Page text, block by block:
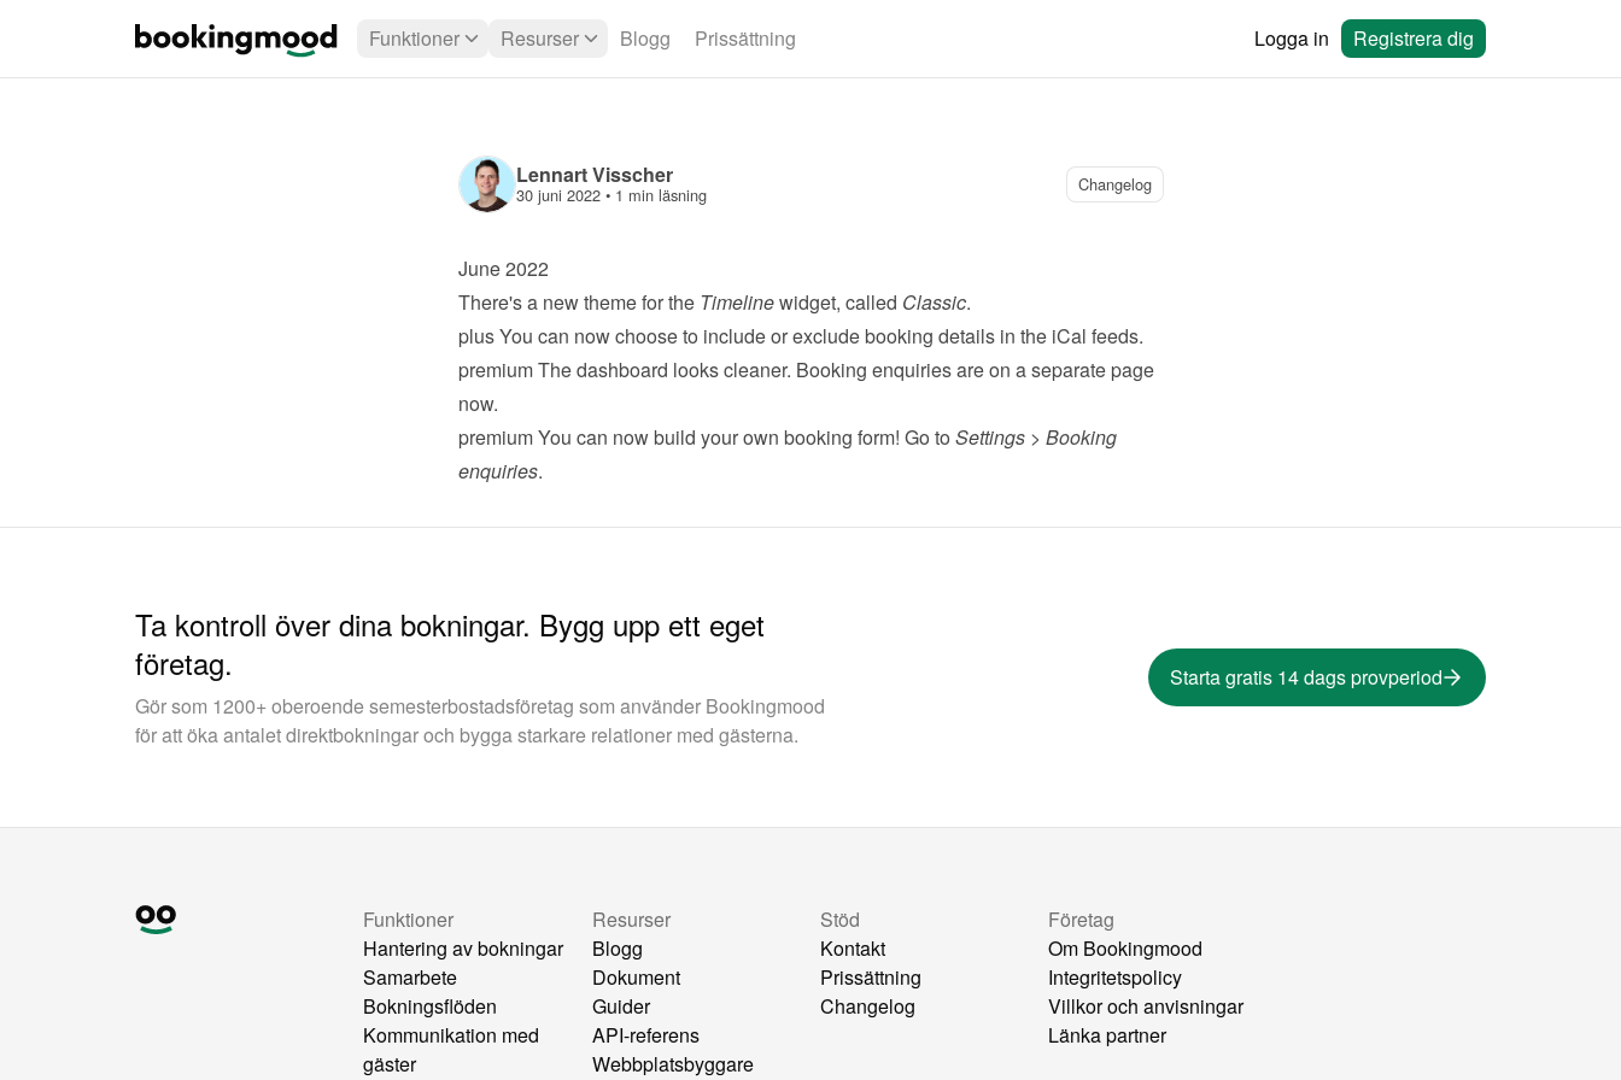
Funktioner Resurser Blogg Prissättning Logga in Registrera dig
Lennart Visscher
30 juni 2022 • 1 min läsning Changelog
June 2022
There's a new theme for the Timeline widget, called Classic.
plus You can now choose to include or exclude booking details in the iCal feeds.
premium The dashboard looks cleaner. Booking enquiries are on a separate page
now.
premium You can now build your own booking form! Go to Settings > Booking
enquiries.
Ta kontroll över dina bokningar. Bygg upp ett eget
företag.
Gör som 1200+ oberoende semesterbostadsföretag som använder Bookingmood
för att öka antalet direktbokningar och bygga starkare relationer med gästerna.
Starta gratis 14 dags provperiod
Funktioner
Hantering av bokningar
Samarbete
Bokningsflöden
Kommunikation med
gäster
Resurser
Blogg
Dokument
Guider
API-referens
Webbplatsbyggare
Stöd
Kontakt
Prissättning
Changelog
Företag
Om Bookingmood
Integritetspolicy
Villkor och anvisningar
Länka partner